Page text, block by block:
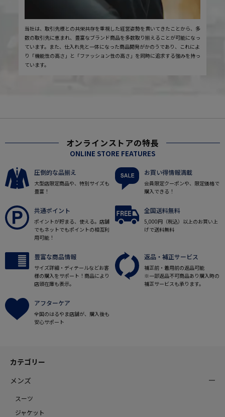
当社は、取引先様との共栄共存を重視した経営姿勢を貫いてきたことから、多
数の取引先に恵まれ、豊富なブランド商品を多数取り揃えることが可能になっ
ています。また、仕入れ先と一体になった商品開発がかのうであり、これによ
り「機能性の高さ」と「ファッション性の高さ」を同時に追求する強みを持っ
ています。
オンラインストアの特長
ONLINE STORE FEATURES
圧倒的な品揃え
大型店限定商品や、特別サイズも
豊富！
お買い得情報満載
会員限定クーポンや、限定価格で
購入できる！
共通ポイント
ポイントが貯まる、使える。店舗
でもネットでもポイントの相互利
用可能！
全国送料無料
5,000円（税込）以上のお買い上
げで送料無料
豊富な商品情報
サイズ詳細・ディテールなどお客
様の購入をサポート！商品により
店頭在庫も表示。
返品・補正サービス
補正前・着用前の返品可能
※一部返品不可商品あり購入時の
補正サービスも承ります。
アフターケア
全国のはるやま店舗が、購入後も
安心サポート
カテゴリー
メンズ
スーツ
ジャケット